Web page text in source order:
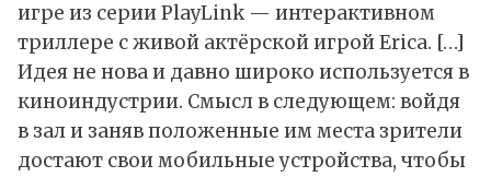
игре из серии PlayLink — интерактивном
триллере с живой актёрской игрой Erica. […]
Идея не нова и давно широко используется в
киноиндустрии. Смысл в следующем: войдя
в зал и заняв положенные им места зрители
достают свои мобильные устройства, чтобы